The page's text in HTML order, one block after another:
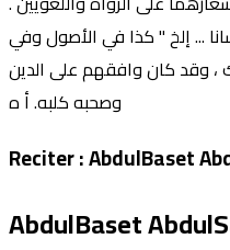
" كان إنسانا ... إلخ " كذا في الأصول وفي
، وقد كان وافقهم على الدين
وصحبه كلبه. أ ه
Reciter:AbdulBaset
AbdulBaset